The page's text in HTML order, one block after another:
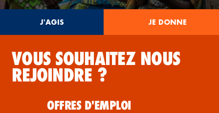
J'AGIS JE DONNE
VOUS SOUHAITEZ NOUS
REJOINDRE ?
OFFRES D'EMPLOI